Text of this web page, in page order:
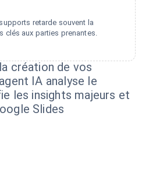
retarde souvent la
clés aux parties prenantes.
création de vos
IA analyse le
les insights majeurs et
Slides